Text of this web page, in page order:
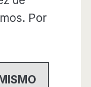
Por